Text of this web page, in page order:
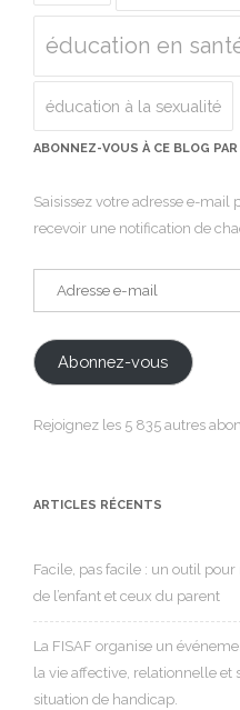
éducation en
éducation à la sexualité
ABONNEZ-VOUS À CE BLOG
Saisissez votre adresse e-mail
recevoir une notification de
Abonnez-vous
Rejoignez les 5 835 autres
ARTICLES RÉCENTS
Facile, pas facile : un outil
de l’enfant et ceux du parent
La FISAF organise un
la vie affective, relationnelle et
situation de handicap.